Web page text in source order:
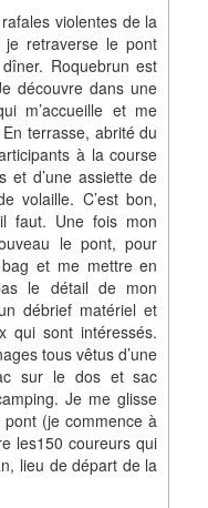
violentes de la
retraverse le pont
Roquebrun est
découvre dans une
m’accueille et me
terrasse, abrité du
à la course
et d’une assiette de
volaille. C’est bon,
faut. Une fois mon
le pont, pour
et me mettre en
le détail de mon
débrief matériel et
qui sont intéressés.
tous vêtus d’une
sur le dos et sac
Je me glisse
(je commence à
les150 coureurs qui
lieu de départ de la